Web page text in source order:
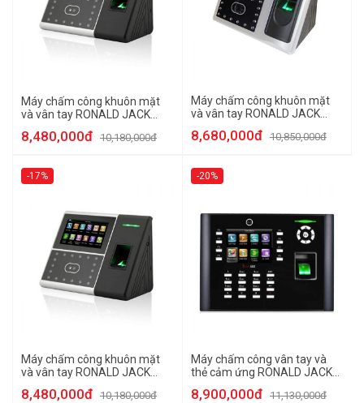
Máy chấm công khuôn mặt
và vân tay RONALD JACK
8,480,000đ 10,180,000đ
Máy chấm công khuôn mặt
và vân tay RONALD JACK
8,680,000đ 10,850,000đ
-17%
Máy chấm công khuôn mặt
và vân tay RONALD JACK
8,480,000đ 10,180,000đ
-20%
Máy chấm công vân tay và
thẻ cảm ứng RONALD JACK
8,900,000đ 11,130,000đ